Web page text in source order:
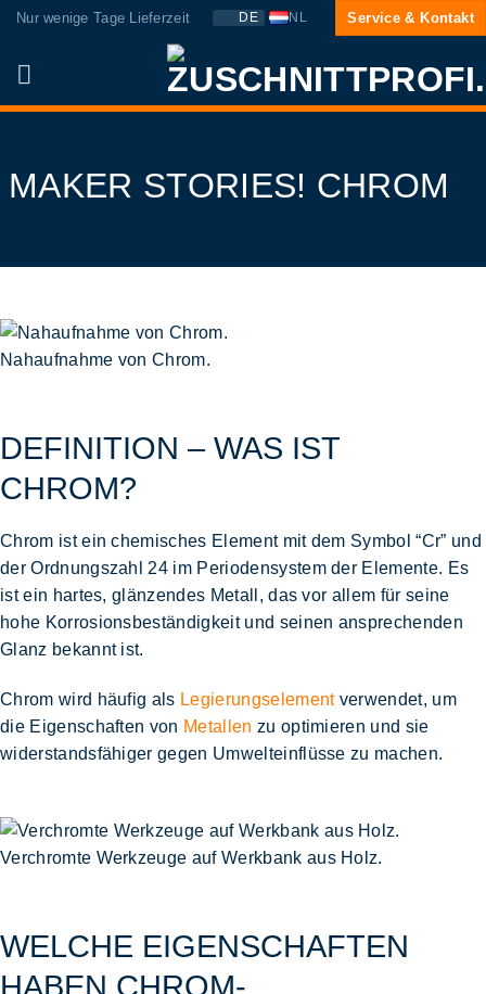
Zum
springen
Nur wenige Tage Lieferzeit DE NL Service & Kontakt
MAKER STORIES! CHROM
Nahaufnahme von Chrom.
DEFINITION – WAS IST
CHROM?
Chrom ist ein chemisches Element mit dem Symbol “Cr” und
derOrdnungszahl 24 im Periodensystemder Elemente. Es
ist ein hartes, glänzendes Metall, das vor allem für seine
hohe Korrosionsbeständigkeit und seinen ansprechenden
Glanz bekannt ist.
Chrom wird häufig als Legierungselementverwendet, um
die Eigenschaften von Metallen zu optimieren und sie
widerstandsfähiger gegen Umwelteinflüsse zu machen.
Verchromte Werkzeuge auf Werkbank aus Holz.
WELCHE EIGENSCHAFTEN
HABEN CHROM-